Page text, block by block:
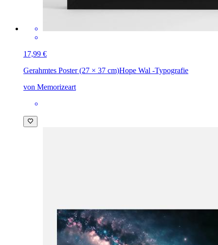
17,99 €
Gerahmtes Poster (27 × 37 cm)Hope Wal -Typografie
von Memorizeart